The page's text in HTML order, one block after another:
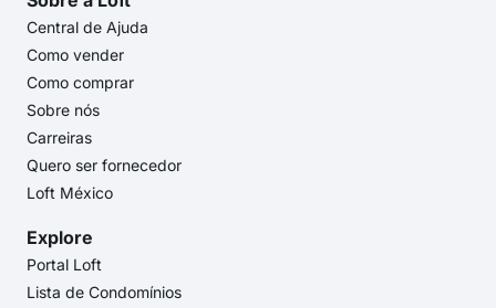
Central de Ajuda
Como vender
Como comprar
Sobre nós
Carreiras
Quero ser fornecedor
Loft México
Explore
Portal Loft
Lista de Condomínios